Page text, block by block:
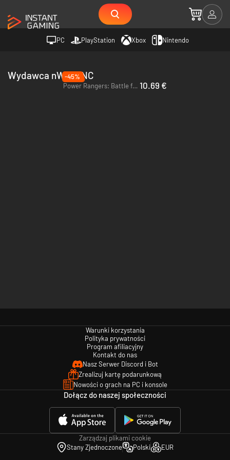
PC PlayStation Xbox Nintendo
Wydawca nWay, INC
-45%
Power Rangers: Battle for the Grid - PC (Steam) 10.69 €
Warunki korzystania
Polityka prywatności
Program afiliacyjny
Kontakt do nas
Nasz Serwer Discord i Bot
Zrealizuj kartę podarunkową
Nowości o grach na PC i konsole
Dołącz do naszej społeczności
Zarządzaj plikami cookie
Stany Zjednoczone
Polski EUR